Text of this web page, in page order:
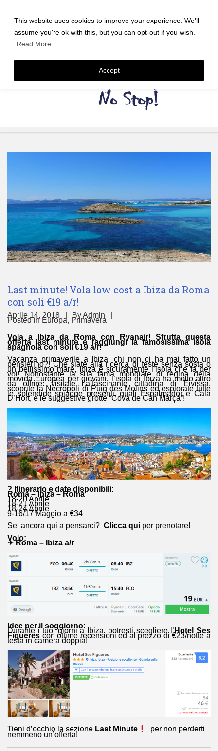
This website uses cookies to improve your experience. We'll
assume you're ok with this, but you can opt-out if you wish.
Read More
Accept
Last minute! Vola low cost a Ibiza da Roma
con soli €19 a/r!
Aprile 14, 2018 ByAdmin
Posted in Europa, Primavera
Vola a Ibiza da Roma con Ryanair! Sfrutta questa
offerta last minute e raggiungi la famosissima isola
spagnola con soli €19 a/r!
Vacanza primaverile a Ibiza, chi non ci ha mai fatto un
pensierino?! Che siate alla ricerca di feste senza sosta o
un bellissimo mare, Ibiza è sicuramente l’isola che fa per
voi! Nonostante la sua fama mondiale di regina della
movida Europea per giovani, l’isola di Ibiza ha molto altro
da offrire: visitate l’affascinante cittadina di Eivissa,
scoprite la Necropoli di Puig des Molins ed esplorate tutte
le splendide spiagge presenti, quali Espalmador e Cala
D’Hort, e le suggestive grotte “Cova de Can Marçà”!
? Itinerario e date disponibili:
Roma – Ibiza – Roma
18-20 Aprile
18-21 Aprile
18-24 Aprile
9-16/17 Maggio a €34
Sei ancora qui a pensarci? Clicca qui per prenotare!
Volo:
✈Roma – Ibiza a/r
Idee per il soggiorno:
Durante i tuoi giorni a Ibiza, potresti scegliere l’Hotel Ses
Figueres con ottime recensioni ed al prezzo di €23/notte a
testa in camera doppia!
Tieni d’occhio la sezione Last Minute per non perderti
nemmeno un’offerta!